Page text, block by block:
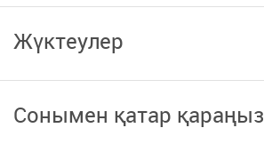
Жүктеулер
Сонымен қатар қараңыз